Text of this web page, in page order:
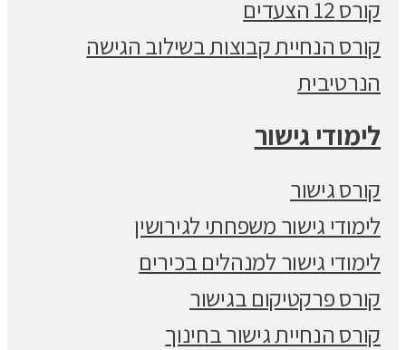
קורס 12 הצעדים
קורס הנחיית קבוצות בשילוב הגישה
הנרטיבית
לימודי גישור
קורס גישור
לימודי גישור משפחתי לגירושין
לימודי גישור למנהלים בכירים
קורס פרקטיקום בגישור
קורס הנחיית גישור בחינוך